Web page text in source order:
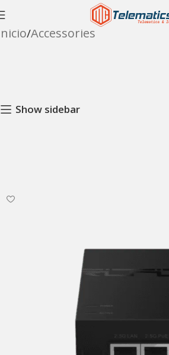
Accessories
Show sidebar